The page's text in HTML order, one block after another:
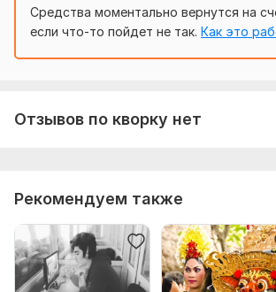
Средства моментально вернутся на
если что-то пойдет не так. Как это
Отзывов по кворку нет
Рекомендуем также